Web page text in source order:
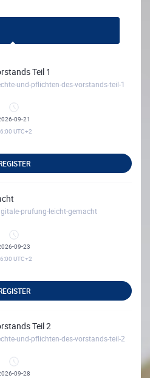
Teil 1
und-pflichten-des-vorstands-teil-1
09-21
UTC+2
prufung-leicht-gemacht
09-23
UTC+2
Teil 2
und-pflichten-des-vorstands-teil-2
09-28